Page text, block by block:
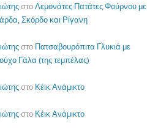
στο Λεμονάτες Πατάτες Φούρνου με
Σκόρδο και Ρίγανη
στο Πατσαβουρόπιτα Γλυκιά με
Γάλα (της τεμπέλας)
στο Κέικ Ανάμικτο
στο Κέικ Ανάμικτο